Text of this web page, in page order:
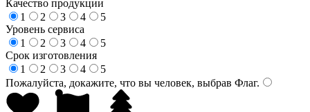
Качество продукции
1
2 3 4
5
Уровень сервиса
1
2 3 4
5
Срок изготовления
1
2 3 4
5
Пожалуйста, докажите, что вы человек, выбрав Флаг.